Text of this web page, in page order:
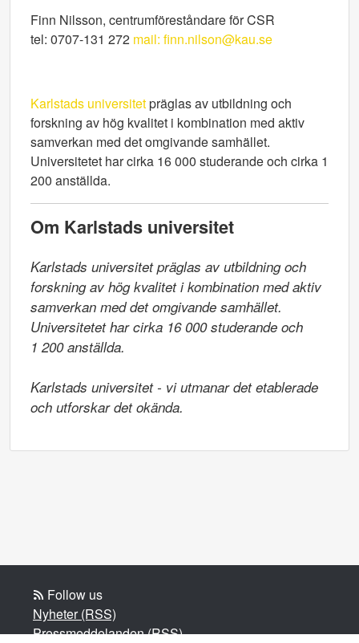
Finn Nilsson, centrumföreståndare för CSR
tel: 0707-131 272 mail: finn.nilson@kau.se
Karlstads universitetpräglas av utbildning och
forskning av hög kvalitet i kombination med aktiv
samverkan med det omgivande samhället.
Universitetet har cirka 16 000 studerande och cirka 1
200 anställda.
Om Karlstads universitet
Karlstads universitet präglas av utbildning och
forskning av hög kvalitet i kombination med aktiv
samverkan med det omgivande samhället.
Universitetet har cirka 16 000 studerande och
1 200 anställda.
Karlstads universitet - vi utmanar det etablerade
och utforskar det okända.
Follow us
Nyheter (RSS)
Pressmeddelanden (RSS)